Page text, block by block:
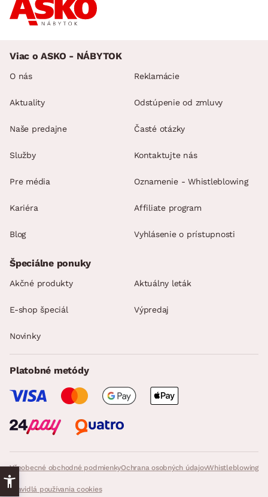
Viac o ASKO - NÁBYTOK
O nás
Aktuality
Naše predajne
Služby
Pre média
Kariéra
Blog
Reklamácie
Odstúpenie od zmluvy
Časté otázky
Kontaktujte nás
Oznamenie - Whistleblowing
Affiliate program
Vyhlásenie o prístupnosti
Všeobecné obchodné podmienkyOchrana osobných údajovWhistleblowing
Pravidlá používania cookies
Špeciálne ponuky
Akčné produkty Aktuálny leták
E-shop špeciál Výpredaj
Novinky
Platobné metódy